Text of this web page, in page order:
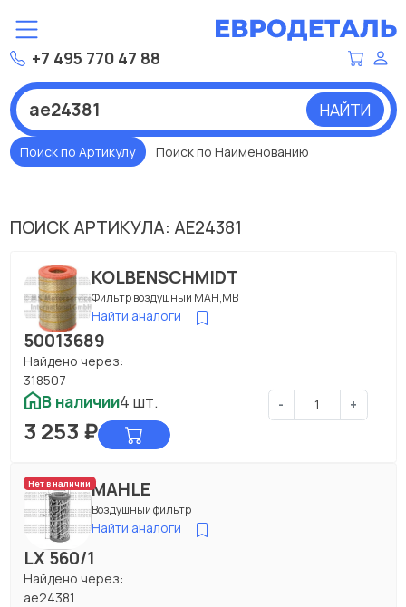
+7 495 770 47 88
НАЙТИ
Поиск по Артикулу Поиск по Наименованию
ПОИСК АРТИКУЛА: AE24381
KOLBENSCHMIDT
Фильтр воздушный МАН,МВ
Найти аналоги
50013689
Найдено через:
318507
В наличии4 шт. - +
3 253 ₽
Нет в наличииMAHLE
Воздушный фильтр
Найти аналоги
LX 560/1
Найдено через:
ae24381